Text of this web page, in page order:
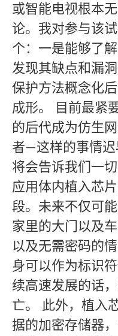
或智能电视根本
论。我对参与该
个：一是能够了
发现其缺点和漏
保护方法概念化
成形。 目前最紧
的后代成为仿生
者—这样的事情
将会告诉我们一
应用体内植入芯
段。未来不仅可
家里的大门以及
以及无需密码的
身可以作为标识
续高速发展的话
亡。 此外，植入
据的加密存储器